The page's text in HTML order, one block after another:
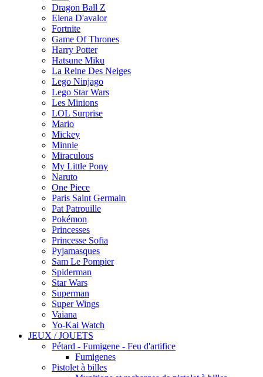
Dragon Ball Z
Elena D'avalor
Fortnite
Game Of Thrones
Harry Potter
Hatsune Miku
La Reine Des Neiges
Lego Ninjago
Lego Star Wars
Les Minions
LOL Surprise
Mario
Mickey
Minnie
Miraculous
My Little Pony
Naruto
One Piece
Paris Saint Germain
Pat Patrouille
Pokémon
Princesses
Princesse Sofia
Pyjamasques
Sam Le Pompier
Spiderman
Star Wars
Superman
Super Wings
Vaiana
Yo-Kai Watch
JEUX / JOUETS
Pétard - Fumigene - Feu d'artifice
Fumigenes
Pistolet à billes